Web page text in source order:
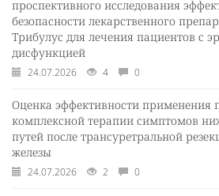
проспективного исследования
безопасности лекарственного
Трибулус для лечения пациентов с
дисфункцией
24.07.2026 4 0
Оценка эффективности применения
комплексной терапии симптомов
путей после трансуретральной
железы
24.07.2026 2 0